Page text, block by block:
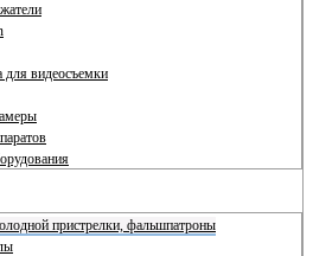
для видеосъемки
пристрелки, фальшпатроны